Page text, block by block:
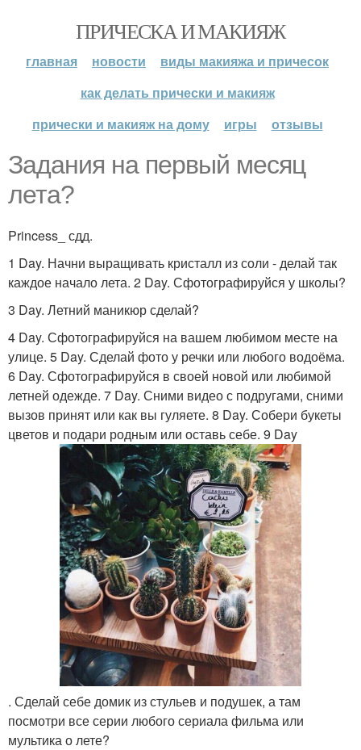
ПРИЧЕСКА И МАКИЯЖ
главная новости
виды макияжа и причесок
как делать прически и макияж
прически и макияж на дому
игры отзывы
Задания на первый месяц
лета?
Princess_ сдд.
1 Day. Начни выращивать кристалл из соли - делай так
каждое начало лета. 2 Day. Сфотографируйся у школы?
3 Day. Летний маникюр сделай?
4 Day. Сфотографируйся на вашем любимом месте на
улице. 5 Day. Сделай фото у речки или любого водоёма.
6 Day. Сфотографируйся в своей новой или любимой
летней одежде. 7 Day. Сними видео с подругами, сними
вызов принят или как вы гуляете. 8 Day. Собери букеты
цветов и подари родным или оставь себе. 9 Day
. Сделай себе домик из стульев и подушек, а там
посмотри все серии любого сериала фильма или
мультика о лете?